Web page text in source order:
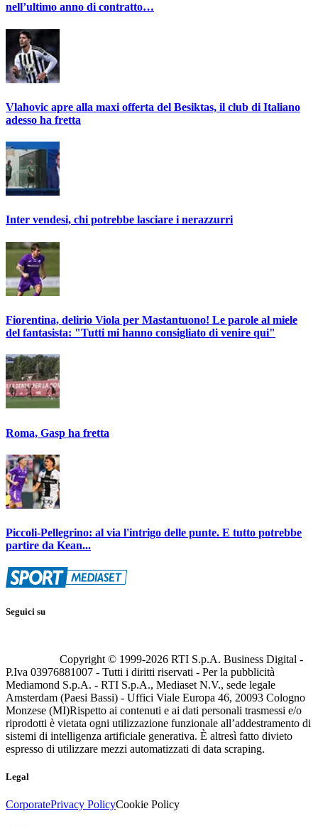
nell’ultimo anno di contratto…
Vlahovic apre alla maxi offerta del Besiktas, il club di Italiano
adesso ha fretta
Inter vendesi, chi potrebbe lasciare i nerazzurri
Fiorentina, delirio Viola per Mastantuono! Le parole al miele
del fantasista: "Tutti mi hanno consigliato di venire qui"
Roma, Gasp ha fretta
Piccoli-Pellegrino: al via l'intrigo delle punte. E tutto potrebbe
partire da Kean...
Seguici su
Copyright © 1999-2026 RTI S.p.A. Business Digital -
P.Iva 03976881007 - Tutti i diritti riservati - Per la pubblicità
Mediamond S.p.A. - RTI S.p.A., Mediaset N.V., sede legale
Amsterdam (Paesi Bassi) - Uffici Viale Europa 46, 20093 Cologno
Monzese (MI)Rispetto ai contenuti e ai dati personali trasmessi e/o
riprodotti è vietata ogni utilizzazione funzionale all’addestramento di
sistemi di intelligenza artificiale generativa. È altresì fatto divieto
espresso di utilizzare mezzi automatizzati di data scraping.
Legal
CorporatePrivacy PolicyCookie Policy